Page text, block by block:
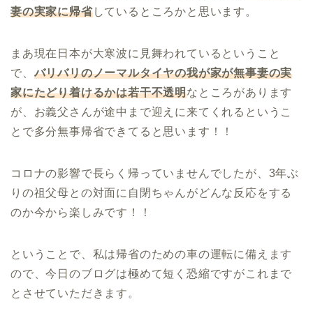
妻の実家に帰省しているところかと思います。
まあ現在日本が大寒波に見舞われているということ
で、 バリバリのノーマルタイヤの我が家が無事妻の実
家にたどり着けるかは若干不透明なところがあります
が、お義父さんが途中まで迎えに来てくれるというこ
とで多分無事帰省できてると思います！！
コロナの影響で長らく帰っていませんでしたが、3年ぶ
りの祖父母との対面に自閉ちゃんがどんな反応をする
のか今から楽しみです！！
ということで、私は帰省のための車の運転に備えます
ので、今日のブログは極めて短く恐縮ですがこれまで
とさせていただきます。